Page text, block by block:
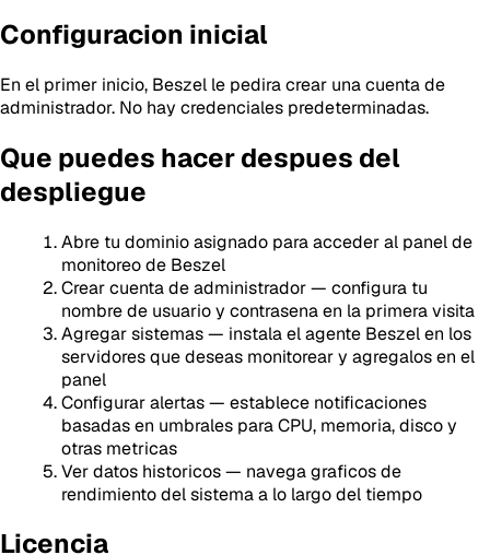
Configuracion inicial
En el primer inicio, Beszel le pedira crear una cuenta de
administrador. No hay credenciales predeterminadas.
Que puedes hacer despues del
despliegue
Abre tu dominio asignado para acceder al panel de
monitoreo de Beszel
Crear cuenta de administrador — configura tu
nombre de usuario y contrasena en la primera visita
Agregar sistemas — instala el agente Beszel en los
servidores que deseas monitorear y agregalos en el
panel
Configurar alertas — establece notificaciones
basadas en umbrales para CPU, memoria, disco y
otras metricas
Ver datos historicos — navega graficos de
rendimiento del sistema a lo largo del tiempo
Licencia